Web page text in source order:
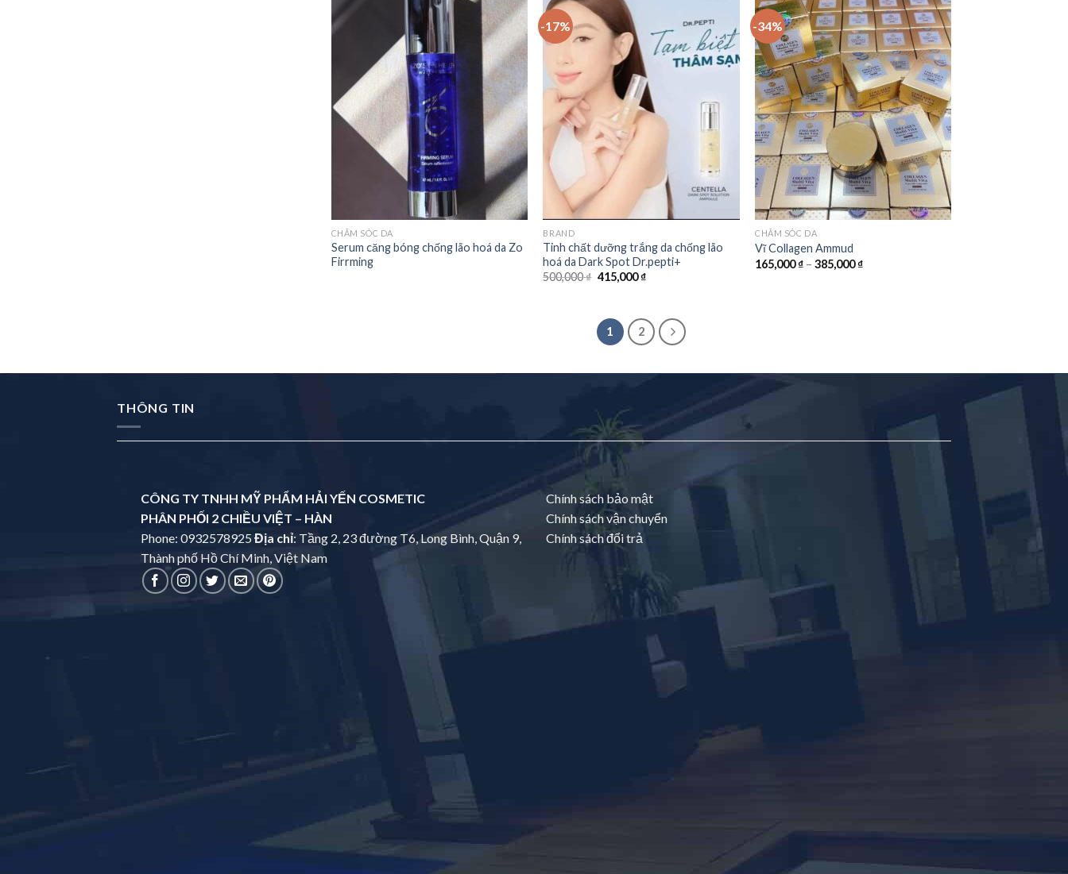
Add to
Wishlist
CHĂM SÓC DA
Serum căng bóng chống lão hoá da Zo
Firrming
-17%
Add to
Wishlist
BRAND
Tinh chất dưỡng trắng da chống lão
hoá da Dark Spot Dr.pepti+
500,000₫ 415,000₫
-34%
Add to
Wishlist
CHĂM SÓC DA
Vĩ Collagen Ammud
165,000₫ –385,000₫
1 2
THÔNG TIN
CÔNG TY TNHH MỸ PHẨM HẢI YẾN COSMETIC
PHÂN PHỐI 2 CHIỀU VIỆT – HÀN
Phone: 0932578925Địa chỉ: Tầng 2, 23 đường T6, Long Bình, Quận 9,
Thành phố Hồ Chí Minh, Việt Nam
Chính sách bảo mật
Chính sách vận chuyển
Chính sách đổi trả